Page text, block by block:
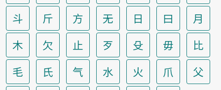
斗
斤 方 无 日 曰
月
木
欠 止 歹 殳 毋
比
毛
氏 气 水 火 爪
父